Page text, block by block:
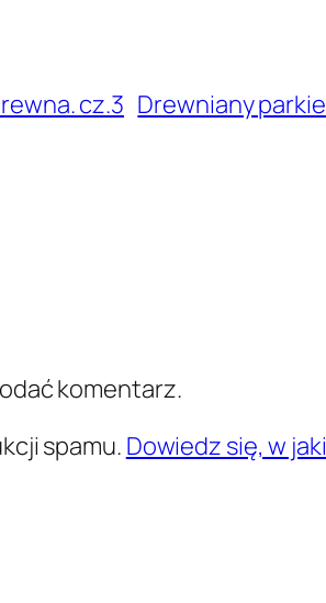
cz.3 Drewniany
komentarz.
spamu. Dowiedz się, w